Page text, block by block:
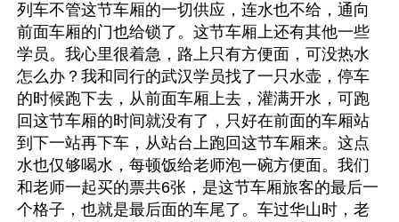
列车不管这节车厢的一切供应，连水也不给，通向
前面车厢的门也给锁了。这节车厢上还有其他一些
学员。我心里很着急，路上只有方便面，可没热水
怎么办？我和同行的武汉学员找了一只水壶，停车
的时候跑下去，从前面车厢上去，灌满开水，可跑
回这节车厢的时间就没有了，只好在前面的车厢站
到下一站再下车，从站台上跑回这节车厢来。这点
水也仅够喝水，每顿饭给老师泡一碗方便面。我们
和老师一起买的票共6张，是这节车厢旅客的最后一
个格子，也就是最后面的车尾了。车过华山时，老